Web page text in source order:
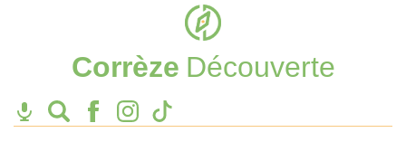
Corrèze Découverte